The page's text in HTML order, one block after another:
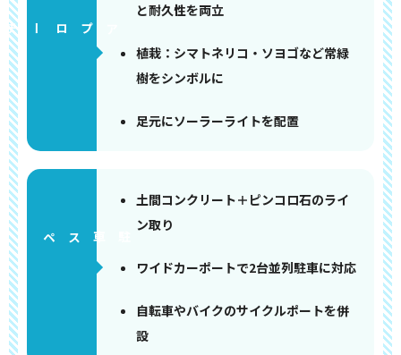
アプローチ
と耐久性を両立
植栽：シマトネリコ・ソヨゴなど常緑
樹をシンボルに
足元にソーラーライトを配置
土間コンクリート＋ピンコロ石のライ
ン取り
ワイドカーポートで2台並列駐車に対応
自転車やバイクのサイクルポートを併
設